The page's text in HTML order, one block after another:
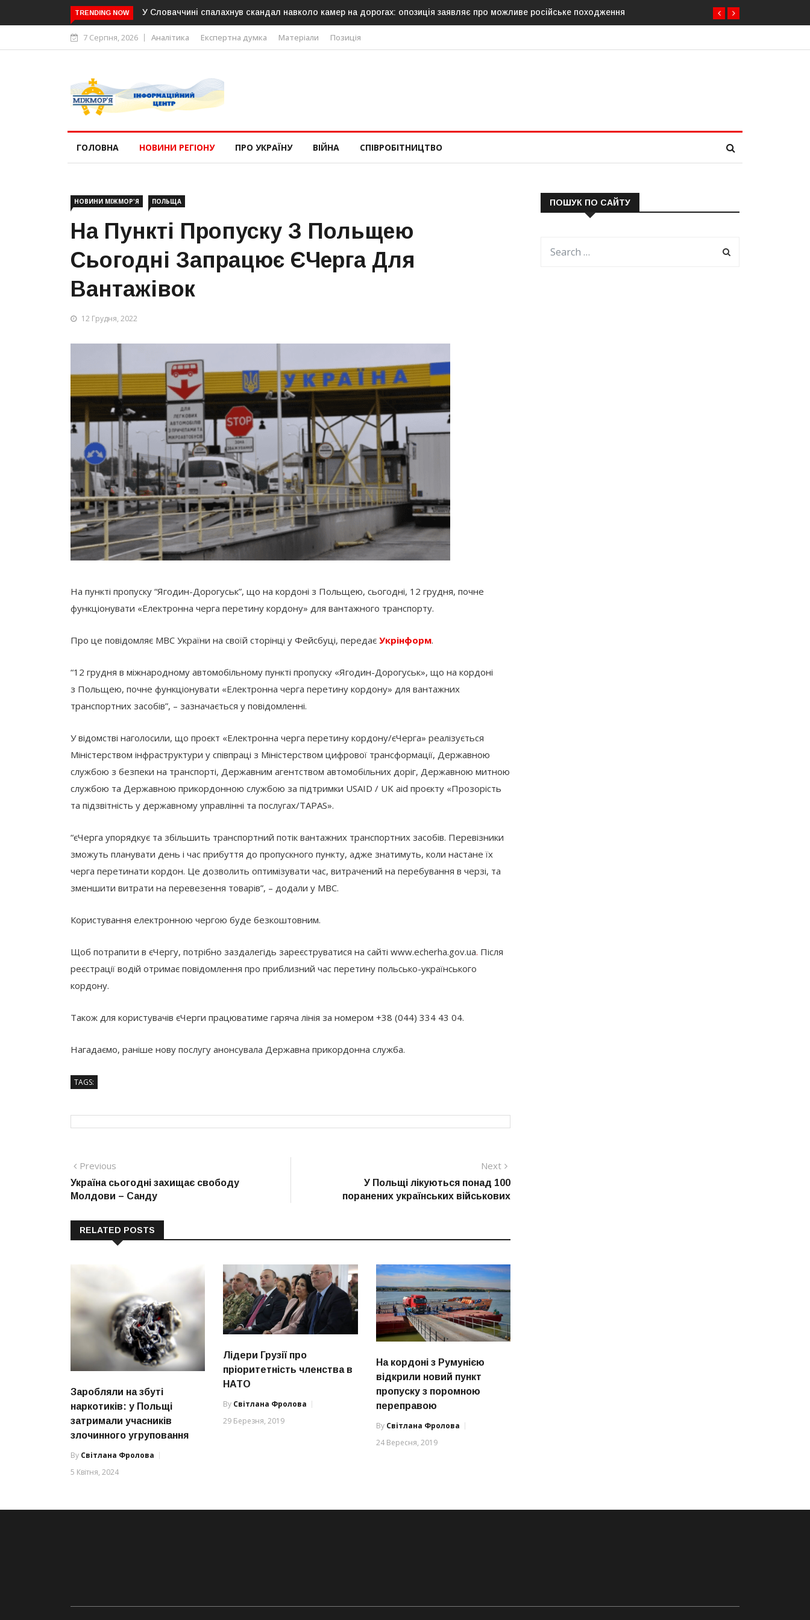
TRENDING NOW У Словаччині спалахнув скандал навколо камер на дорогах: опозиція заявляє про можливе російське походження
7 Серпня, 2026 Аналітика Експертна думка Матеріали Позиція
ГОЛОВНА НОВИНИ РЕГІОНУ ПРО УКРАЇНУ ВІЙНА СПІВРОБІТНИЦТВО
НОВИНИ МІЖМОР'Я ПОЛЬЩА
На Пункті Пропуску З Польщею
Сьогодні Запрацює ЄЧерга Для
Вантажівок
12 Грудня, 2022
На пункті пропуску “Ягодин-Дорогуськ”, що на кордоні з Польщею, сьогодні, 12 грудня, почне
функціонувати «Електронна черга перетину кордону» для вантажного транспорту.
Про це повідомляє МВС України на своїй сторінці у Фейсбуці, передає Укрінформ.
“12 грудня в міжнародному автомобільному пункті пропуску «Ягодин-Дорогуськ», що на кордоні
з Польщею, почне функціонувати «Електронна черга перетину кордону» для вантажних
транспортних засобів”, – зазначається у повідомленні.
У відомстві наголосили, що проєкт «Електронна черга перетину кордону/єЧерга» реалізується
Міністерством інфраструктури у співпраці з Міністерством цифрової трансформації, Державною
службою з безпеки на транспорті, Державним агентством автомобільних доріг, Державною митною
службою та Державною прикордонною службою за підтримки USAID / UK aid проєкту «Прозорість
та підзвітність у державному управлінні та послугах/TAPAS».
“єЧерга упорядкує та збільшить транспортний потік вантажних транспортних засобів. Перевізники
зможуть планувати день і час прибуття до пропускного пункту, адже знатимуть, коли настане їх
черга перетинати кордон. Це дозволить оптимізувати час, витрачений на перебування в черзі, та
зменшити витрати на перевезення товарів”, – додали у МВС.
Користування електронною чергою буде безкоштовним.
Щоб потрапити в єЧергу, потрібно заздалегідь зареєструватися на сайті www.echerha.gov.ua. Після
реєстрації водій отримає повідомлення про приблизний час перетину польсько-українського
кордону.
Також для користувачів єЧерги працюватиме гаряча лінія за номером +38 (044) 334 43 04.
Нагадаємо, раніше нову послугу анонсувала Державна прикордонна служба.
TAGS:
Навігація
записів
Previous
post:
Україна сьогодні захищає свободу
Молдови – Санду
Next
post:
У Польщі лікуються понад 100
поранених українських військових
RELATED POSTS
Заробляли на збуті
наркотиків: у Польщі
затримали учасників
злочинного угруповання
By Світлана Фролова
5 Квітня, 2024
Лідери Грузії про
пріоритетність членства в
НАТО
By Світлана Фролова
29 Березня, 2019
На кордоні з Румунією
відкрили новий пункт
пропуску з поромною
переправою
By Світлана Фролова
24 Вересня, 2019
ПОШУК ПО САЙТУ